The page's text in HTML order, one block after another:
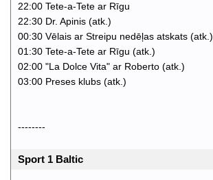
22:00 Tete-a-Tete ar Rīgu
22:30 Dr. Apinis (atk.)
00:30 Vēlais ar Streipu nedēļas atskats (atk.)
01:30 Tete-a-Tete ar Rīgu (atk.)
02:00 "La Dolce Vita" ar Roberto (atk.)
03:00 Preses klubs (atk.)
--------
Sport 1 Baltic